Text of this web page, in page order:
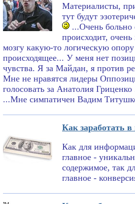
Материалисты,
тут будут
...Очень больно
происходит, очень
мозгу какую-то логическую
происходящее... У меня нет
чувства. Я за Майдан, я против
Мне не нравятся лидеры
голосовать за Анатолия
...Мне симпатичен Вадим
Как заработать
Как для
главное -
содержимое, так
главное -